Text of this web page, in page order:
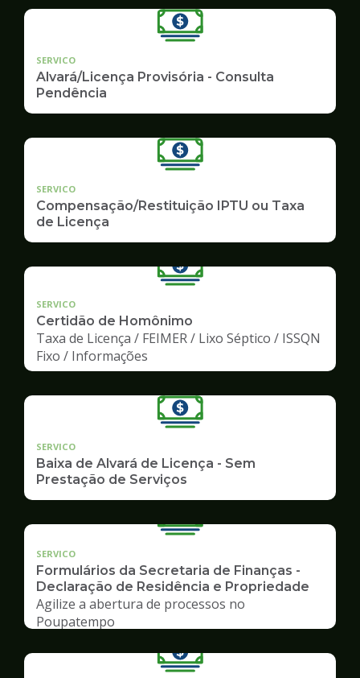
SERVICO
Alvará/Licença Provisória - Consulta
Pendência
SERVICO
Compensação/Restituição IPTU ou Taxa
de Licença
SERVICO
Certidão de Homônimo
Taxa de Licença / FEIMER / Lixo Séptico / ISSQN
Fixo / Informações
SERVICO
Baixa de Alvará de Licença - Sem
Prestação de Serviços
SERVICO
Formulários da Secretaria de Finanças -
Declaração de Residência e Propriedade
Agilize a abertura de processos no
Poupatempo